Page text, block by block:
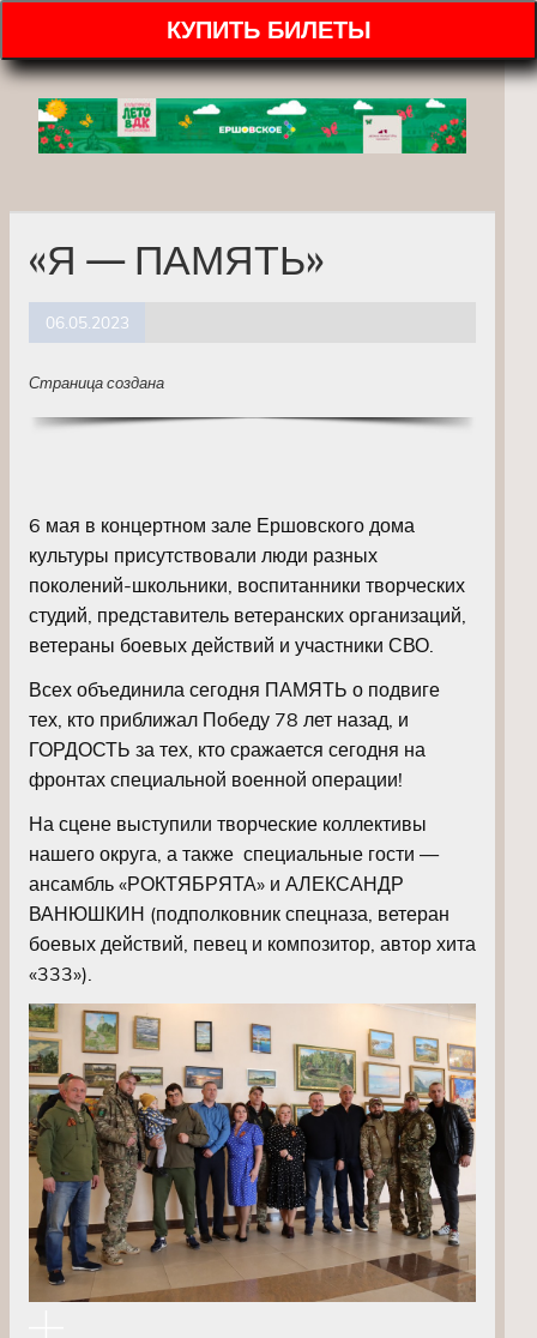
КУПИТЬ БИЛЕТЫ
«Я — ПАМЯТЬ»
06.05.2023
Страница создана
6 мая в концертном зале Ершовского дома
культуры присутствовали люди разных
поколений-школьники, воспитанники творческих
студий, представитель ветеранских организаций,
ветераны боевых действий и участники СВО.
Всех объединила сегодня ПАМЯТЬ о подвиге
тех, кто приближал Победу 78 лет назад, и
ГОРДОСТЬ за тех, кто сражается сегодня на
фронтах специальной военной операции!
На сцене выступили творческие коллективы
нашего округа, а также специальные гости —
ансамбль «РОКТЯБРЯТА» и АЛЕКСАНДР
ВАНЮШКИН (подполковник спецназа, ветеран
боевых действий, певец и композитор, автор хита
«333»).